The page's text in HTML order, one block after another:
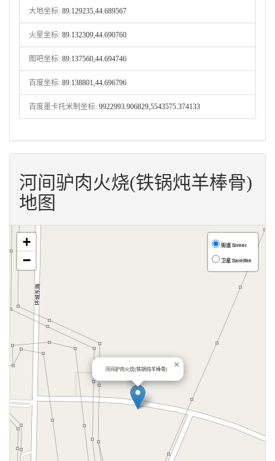
大地坐标: 89.129235,44.689567
火星坐标: 89.132309,44.690760
图吧坐标: 89.137560,44.694746
百度坐标: 89.138801,44.696796
百度墨卡托米制坐标: 9922993.906829,5543575.374133
河间驴肉火烧(铁锅炖羊棒骨)
地图
河间驴肉火烧(铁锅炖羊棒骨) ×
+
−
街道 Street
卫星 Satellite